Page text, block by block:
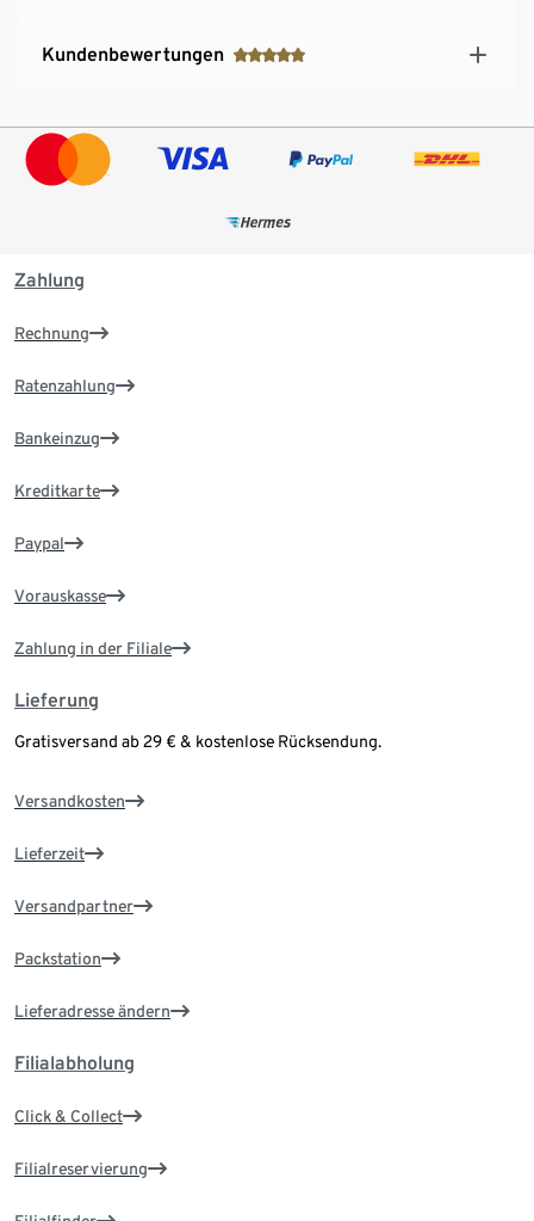
Kundenbewertungen
Zahlung
Rechnung
Ratenzahlung
Bankeinzug
Kreditkarte
Paypal
Vorauskasse
Zahlung in der Filiale
Lieferung
Gratisversand ab 29 € & kostenlose Rücksendung.
Versandkosten
Lieferzeit
Versandpartner
Packstation
Lieferadresse ändern
Filialabholung
Click & Collect
Filialreservierung